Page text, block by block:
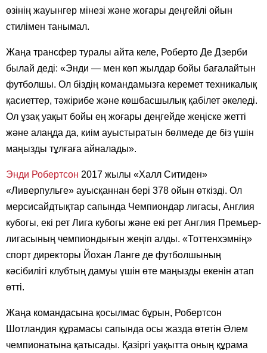
өзінің жауынгер мінезі және жоғары деңгейлі ойын
стилімен танымал.
Жаңа трансфер туралы айта келе, Роберто Де Дзерби
былай деді: «Энди — мен көп жылдар бойы бағалайтын
футболшы. Ол біздің командамызға керемет техникалық
қасиеттер, тәжірибе және көшбасшылық қабілет әкеледі.
Ол ұзақ уақыт бойы ең жоғары деңгейде жеңіске жетті
және алаңда да, киім ауыстыратын бөлмеде де біз үшін
маңызды тұлғаға айналады».
Энди Робертсон 2017 жылы «Халл Ситиден»
«Ливерпульге» ауысқаннан бері 378 ойын өткізді. Ол
мерсисайдтықтар сапында Чемпиондар лигасы, Англия
кубогы, екі рет Лига кубогы және екі рет Англия Премьер-
лигасының чемпиондығын жеңіп алды. «Тоттенхэмнің»
спорт директоры Йохан Ланге де футболшының
кәсібилігі клубтың дамуы үшін өте маңызды екенін атап
өтті.
Жаңа командасына қосылмас бұрын, Робертсон
Шотландия құрамасы сапында осы жазда өтетін Әлем
чемпионатына қатысады. Қазіргі уақытта оның құрама